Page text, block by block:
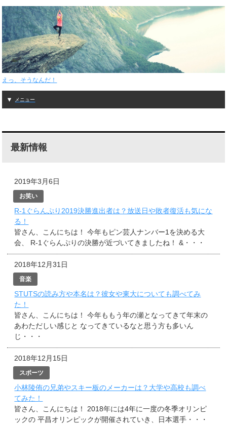
えっ、そうなんだ！
メニュー
最新情報
2019年3月6日
お笑い
R-1ぐらんぷり2019決勝進出者は？放送日や敗者復活も気にな
る！
皆さん、こんにちは！ 今年もピン芸人ナンバー1を決める大
会、 R-1ぐらんぷりの決勝が近づいてきましたね！ &・・・
2018年12月31日
音楽
STUTSの読み方や本名は？彼女や東大についても調べてみ
た！
皆さん、こんにちは！ 今年ももう年の瀬となってきて年末の
あわただしい感じと なってきているなと思う方も多いん
じ・・・
2018年12月15日
スポーツ
小林陵侑の兄弟やスキー板のメーカーは？大学や高校も調べ
てみた！
皆さん、こんにちは！ 2018年には4年に一度の冬季オリンピ
ックの 平昌オリンピックが開催されていき、日本選手・・・